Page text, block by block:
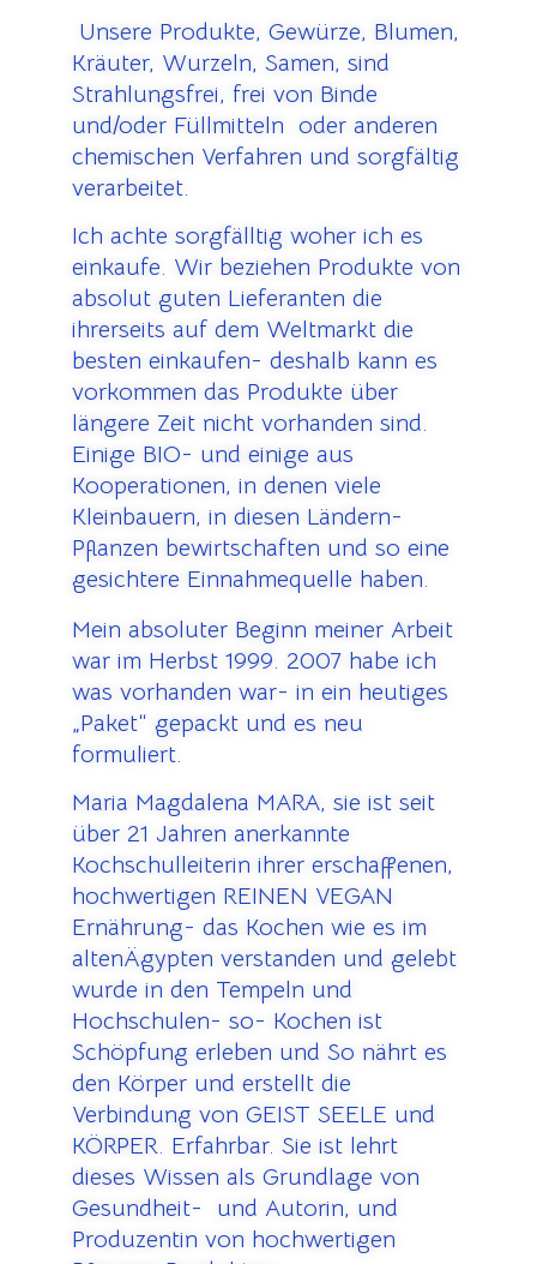
Unsere Produkte, Gewürze, Blumen,
Kräuter, Wurzeln, Samen, sind
Strahlungsfrei, frei von Binde
und/oder Füllmitteln oder anderen
chemischen Verfahren und sorgfältig
verarbeitet.
Ich achte sorgfälltig woher ich es
einkaufe. Wir beziehen Produkte von
absolut guten Lieferanten die
ihrerseits auf dem Weltmarkt die
besten einkaufen- deshalb kann es
vorkommen das Produkte über
längere Zeit nicht vorhanden sind.
Einige BIO- und einige aus
Kooperationen, in denen viele
Kleinbauern, in diesen Ländern-
Pflanzen bewirtschaften und so eine
gesichtere Einnahmequelle haben.
Mein absoluter Beginn meiner Arbeit
war im Herbst 1999. 2007 habe ich
was vorhanden war- in ein heutiges
„Paket“ gepackt und es neu
formuliert.
Maria Magdalena MARA, sie ist seit
über 21 Jahren anerkannte
Kochschulleiterin ihrer erschaffenen,
hochwertigen REINEN VEGAN
Ernährung- das Kochen wie es im
altenÄgypten verstanden und gelebt
wurde in den Tempeln und
Hochschulen- so- Kochen ist
Schöpfung erleben und So nährt es
den Körper und erstellt die
Verbindung von GEIST SEELE und
KÖRPER. Erfahrbar. Sie ist lehrt
dieses Wissen als Grundlage von
Gesundheit- und Autorin, und
Produzentin von hochwertigen